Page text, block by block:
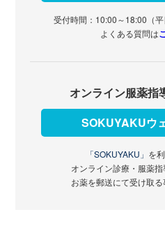
受付時間：10:00～18:00（平
よくある質問は
オンライン服薬指
SOKUYAKUウ
「SOKUYAKU」 を
オンライン診療・服薬
お薬を郵送にて受け取